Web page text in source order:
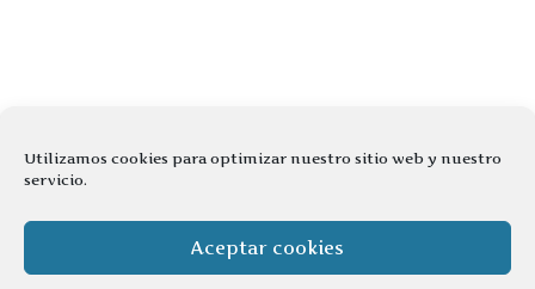
Utilizamos cookies para optimizar nuestro sitio web y nuestro
servicio.
Aceptar cookies